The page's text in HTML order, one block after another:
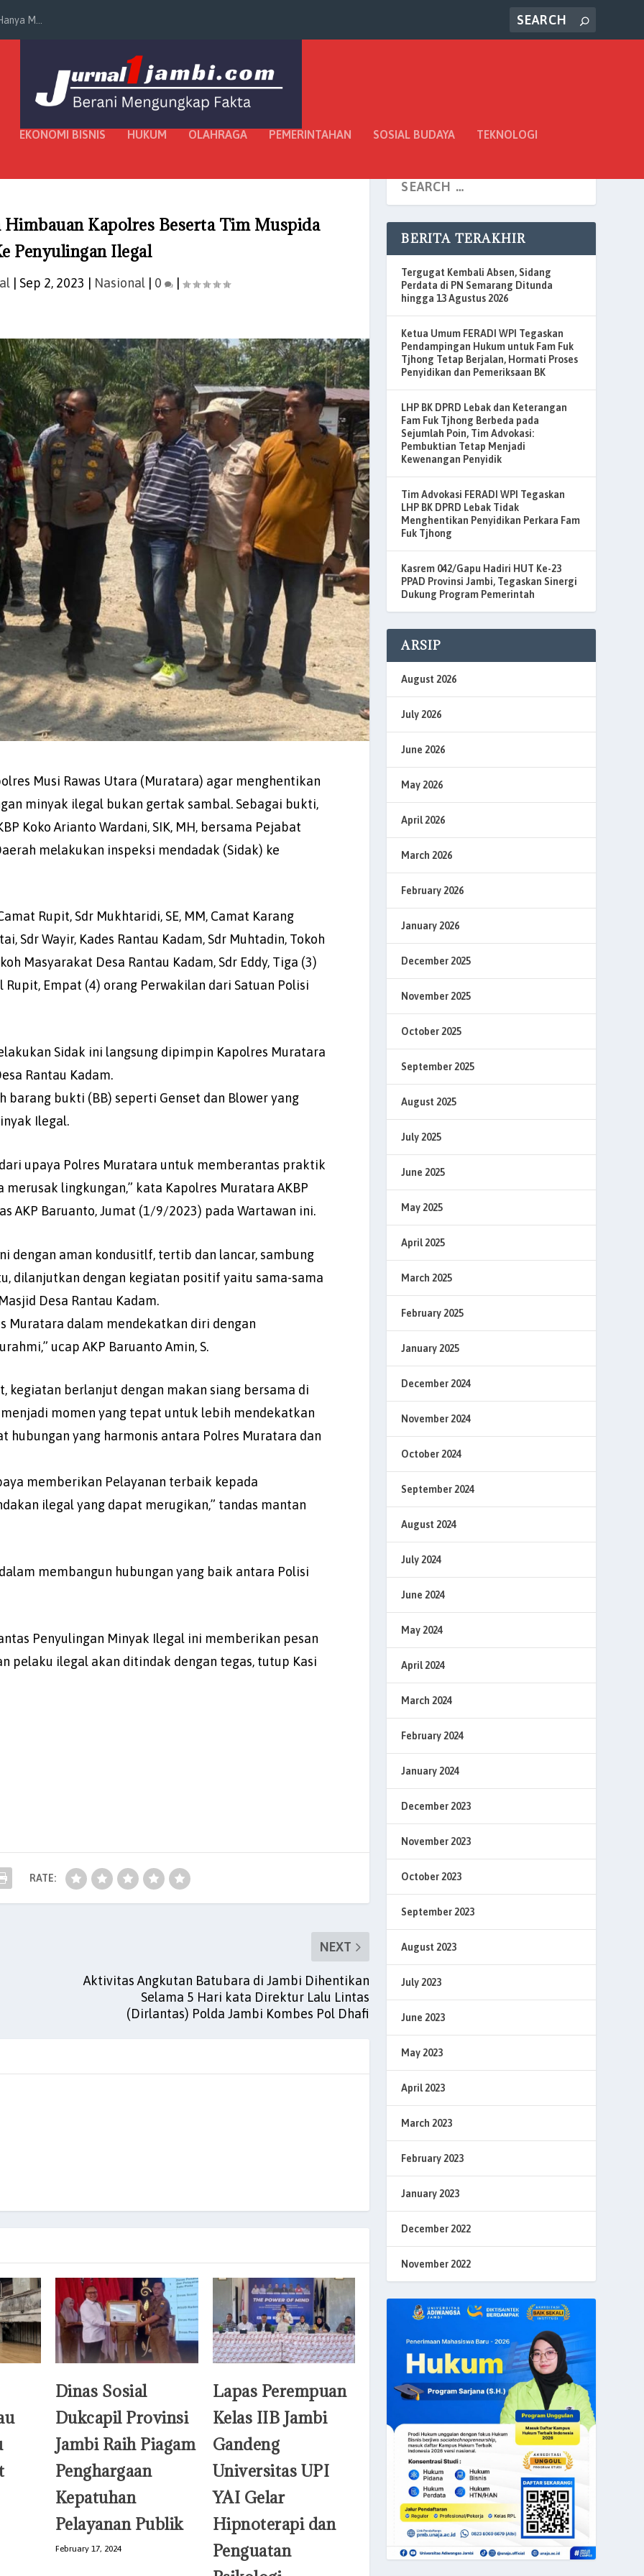
M...
EKONOMI BISNIS HUKUM OLAHRAGA PEMERINTAHAN SOSIAL BUDAYA TEKNOLOGI
Kapolres Beserta Tim Muspida
Penyulingan Ilegal
Sep 2, 2023 Nasional 0 |
Musi Rawas Utara (Muratara) agar menghentikan
minyak ilegal bukan gertak sambal. Sebagai bukti,
Koko Arianto Wardani, SIK, MH, bersama Pejabat
melakukan inspeksi mendadak (Sidak) ke
Rupit, Sdr Mukhtaridi, SE, MM, Camat Karang
Sdr Wayir, Kades Rantau Kadam, Sdr Muhtadin, Tokoh
Masyarakat Desa Rantau Kadam, Sdr Eddy, Tiga (3)
Empat (4) orang Perwakilan dari Satuan Polisi
Sidak ini langsung dipimpin Kapolres Muratara
Rantau Kadam.
barang bukti (BB) seperti Genset dan Blower yang
Ilegal.
upaya Polres Muratara untuk memberantas praktik
lingkungan,” kata Kapolres Muratara AKBP
AKP Baruanto, Jumat (1/9/2023) pada Wartawan ini.
dengan aman kondusitlf, tertib dan lancar, sambung
dilanjutkan dengan kegiatan positif yaitu sama-sama
Desa Rantau Kadam.
Muratara dalam mendekatkan diri dengan
ucap AKP Baruanto Amin, S.
kegiatan berlanjut dengan makan siang bersama di
momen yang tepat untuk lebih mendekatkan
hubungan yang harmonis antara Polres Muratara dan
memberikan Pelayanan terbaik kepada
ilegal yang dapat merugikan,” tandas mantan
membangun hubungan yang baik antara Polisi
Penyulingan Minyak Ilegal ini memberikan pesan
pelaku ilegal akan ditindak dengan tegas, tutup Kasi
RATE:
NEXT
Aktivitas Angkutan Batubara di Jambi Dihentikan
Selama 5 Hari kata Direktur Lalu Lintas
(Dirlantas) Polda Jambi Kombes Pol Dhafi
Dinas Sosial
Dukcapil Provinsi
Jambi Raih Piagam
Penghargaan
Kepatuhan
Pelayanan Publik
February 17, 2024
Lapas Perempuan
Kelas IIB Jambi
Gandeng
Universitas UPI
YAI Gelar
Hipnoterapi dan
Penguatan
BERITA TERAKHIR
Tergugat Kembali Absen, Sidang
Perdata di PN Semarang Ditunda
hingga 13 Agustus 2026
Ketua Umum FERADI WPI Tegaskan
Pendampingan Hukum untuk Fam Fuk
Tjhong Tetap Berjalan, Hormati Proses
Penyidikan dan Pemeriksaan BK
LHP BK DPRD Lebak dan Keterangan
Fam Fuk Tjhong Berbeda pada
Sejumlah Poin, Tim Advokasi:
Pembuktian Tetap Menjadi
Kewenangan Penyidik
Tim Advokasi FERADI WPI Tegaskan
LHP BK DPRD Lebak Tidak
Menghentikan Penyidikan Perkara Fam
Fuk Tjhong
Kasrem 042/Gapu Hadiri HUT Ke-23
PPAD Provinsi Jambi, Tegaskan Sinergi
Dukung Program Pemerintah
ARSIP
August 2026
July 2026
June 2026
May 2026
April 2026
March 2026
February 2026
January 2026
December 2025
November 2025
October 2025
September 2025
August 2025
July 2025
June 2025
May 2025
April 2025
March 2025
February 2025
January 2025
December 2024
November 2024
October 2024
September 2024
August 2024
July 2024
June 2024
May 2024
April 2024
March 2024
February 2024
January 2024
December 2023
November 2023
October 2023
September 2023
August 2023
July 2023
June 2023
May 2023
April 2023
March 2023
February 2023
January 2023
December 2022
November 2022